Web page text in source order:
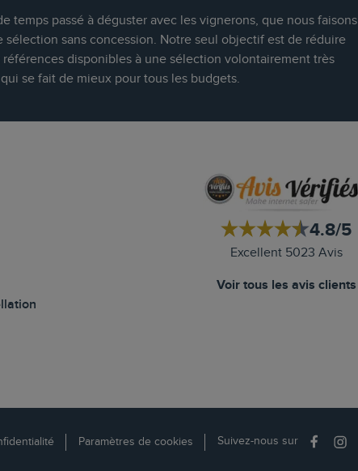
temps passé à déguster avec les vignerons, que nous faisons
sélection sans concession. Notre seul objectif est de réduire
références disponibles à une sélection volontairement très
se fait de mieux pour tous les budgets.
4.8/5
Excellent 5023 Avis
Voir tous les avis clients
Paramètres de cookies Suivez-nous sur